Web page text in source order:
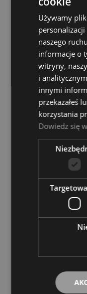
Wzmacniacz
Wzmacniacz
Używamy
naszego
informacje o
witryny,
i
innymi
przekazałeś
korzystania
Dowiedz się